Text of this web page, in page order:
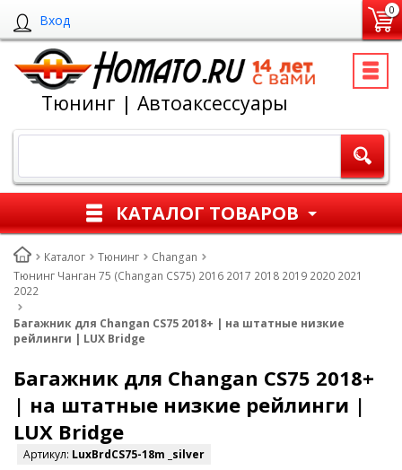
Вход
0
Тюнинг | Автоаксессуары
КАТАЛОГ ТОВАРОВ
Каталог Тюнинг
Changan
Тюнинг Чанган 75 (Changan CS75) 2016 2017 2018 2019 2020 2021
2022
Багажник для Changan CS75 2018+ | на штатные низкие
рейлинги | LUX Bridge
Багажник для Changan CS75 2018+
| на штатные низкие рейлинги |
LUX Bridge
Артикул: LuxBrdCS75-18m _silver